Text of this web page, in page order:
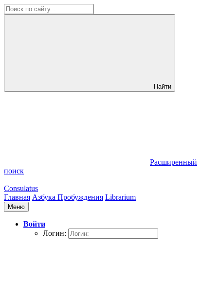
Найти
Расширенный
поиск
Consulatus
Главная Азбука Пробуждения Librarium
Меню
Войти
Логин: